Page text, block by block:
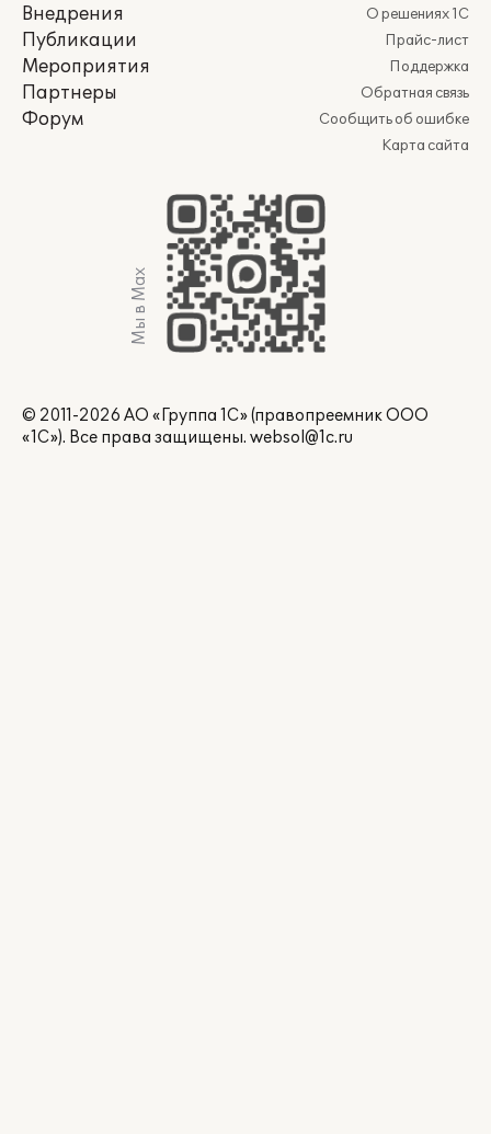
Внедрения
Публикации
Мероприятия
Партнеры
Форум
О решениях 1С
Прайс-лист
Поддержка
Обратная связь
Сообщить об ошибке
Карта сайта
Мы в Max
© 2011-2026 АО «Группа 1С» (правопреемник ООО
«1С»). Все права защищены. websol@1c.ru